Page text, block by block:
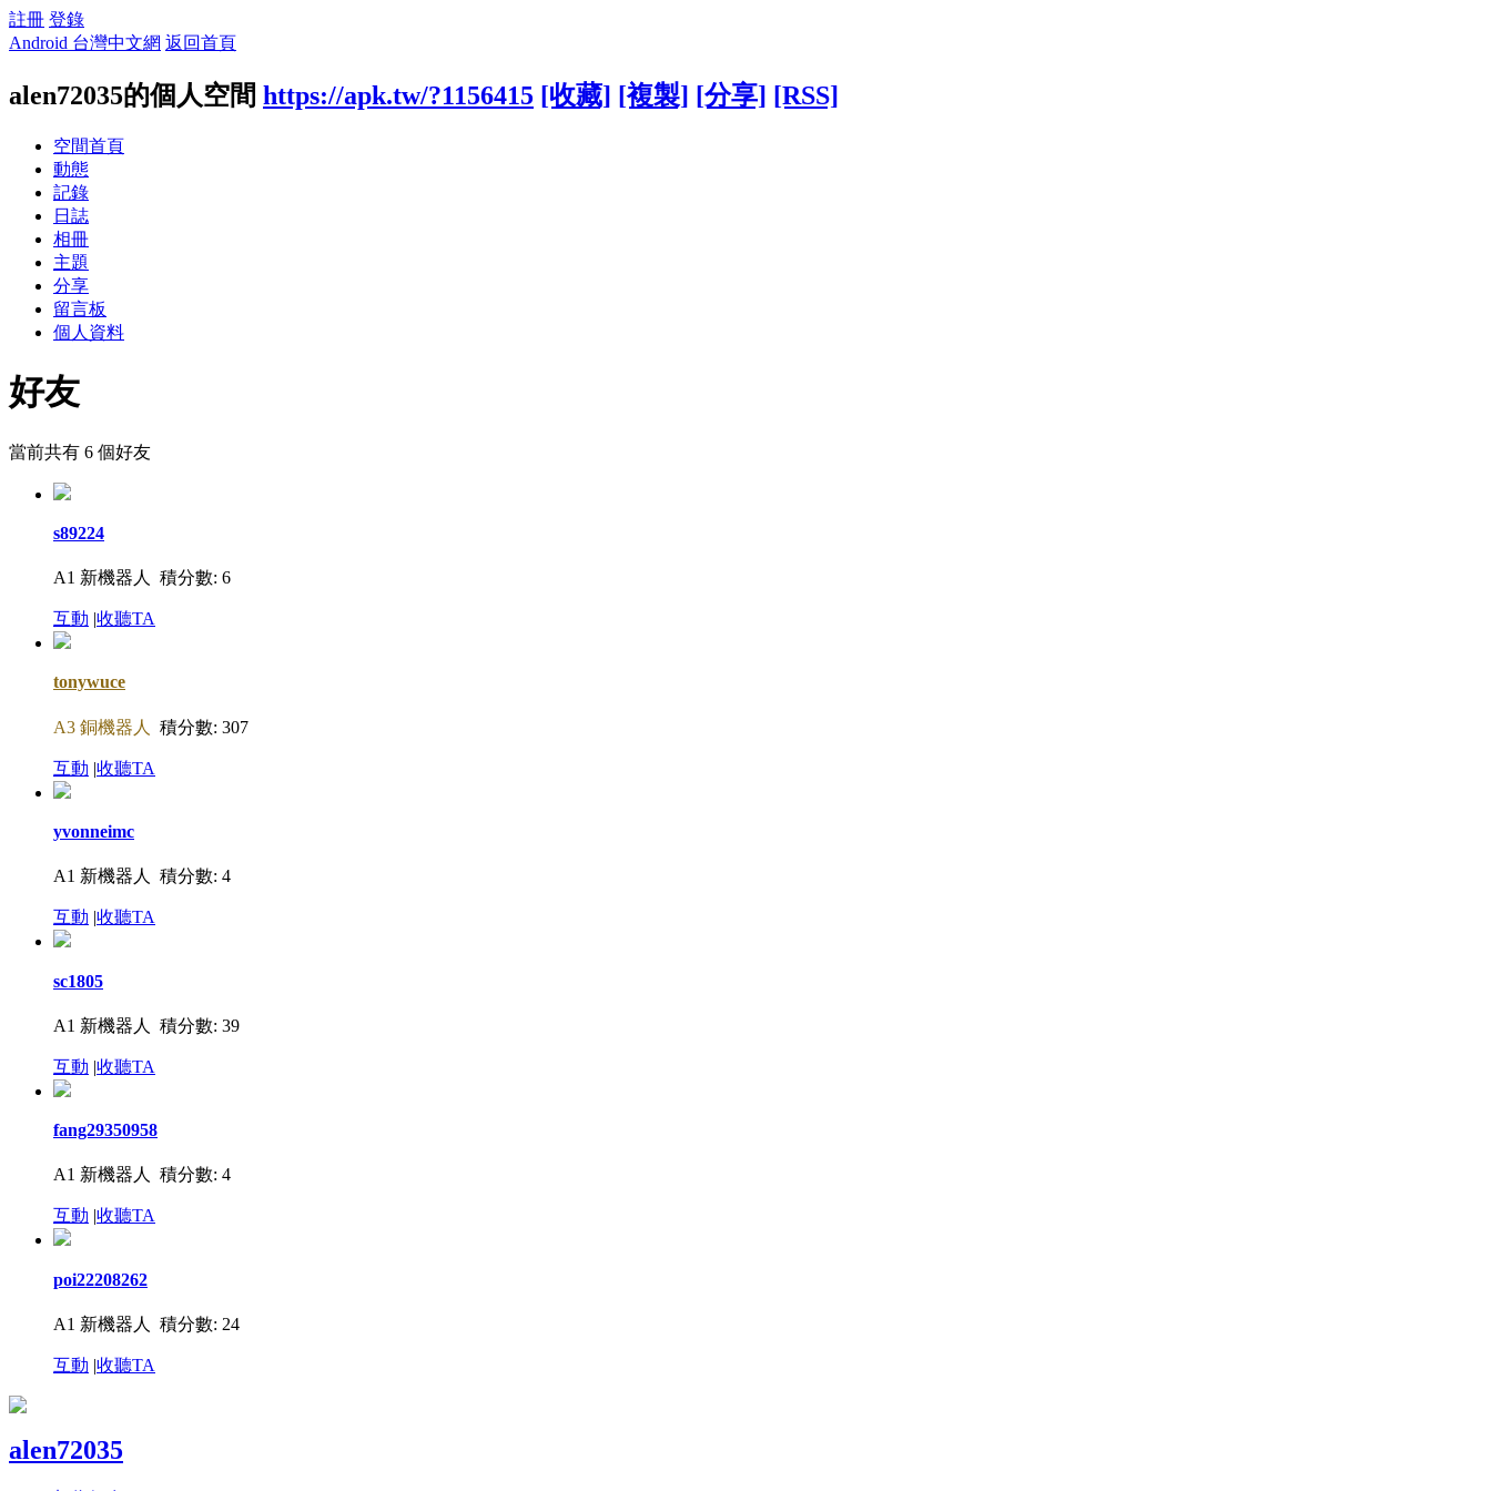
註冊 登錄
Android 台灣中文網 返回首頁
alen72035的個人空間 https://apk.tw/?1156415 [收藏] [複製] [分享] [RSS]
空間首頁
動態
記錄
日誌
相冊
主題
分享
留言板
個人資料
好友
當前共有 6 個好友
s89224
A1 新機器人 積分數: 6
互動 |收聽TA
tonywuce
A3 銅機器人 積分數: 307
互動 |收聽TA
yvonneimc
A1 新機器人 積分數: 4
互動 |收聽TA
sc1805
A1 新機器人 積分數: 39
互動 |收聽TA
fang29350958
A1 新機器人 積分數: 4
互動 |收聽TA
poi22208262
A1 新機器人 積分數: 24
互動 |收聽TA
alen72035